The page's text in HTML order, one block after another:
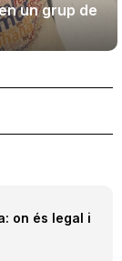
un grup de
on és legal i